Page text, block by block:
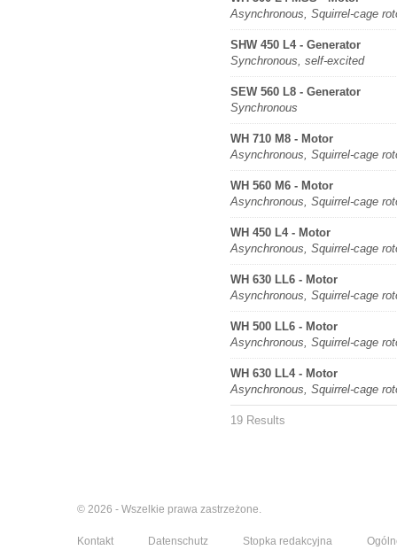
Asynchronous, Squirrel-cage
SHW 450 L4 - Generator
Synchronous, self-excited
SEW 560 L8 - Generator
Synchronous
WH 710 M8 - Motor
Asynchronous, Squirrel-cage
WH 560 M6 - Motor
Asynchronous, Squirrel-cage
WH 450 L4 - Motor
Asynchronous, Squirrel-cage
WH 630 LL6 - Motor
Asynchronous, Squirrel-cage
WH 500 LL6 - Motor
Asynchronous, Squirrel-cage
WH 630 LL4 - Motor
Asynchronous, Squirrel-cage
19 Results
© 2026 - Wszelkie prawa zastrzeżone.
Kontakt Datenschutz Stopka redakcyjna